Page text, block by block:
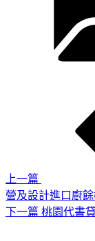
上一篇
營及設計進口廚
下
下一篇 桃園代書